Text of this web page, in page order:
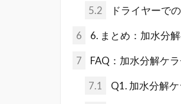
5.2 ドライヤーで
6 6. まとめ：加水分
7 FAQ：加水分解ケ
7.1 Q1. 加水分解